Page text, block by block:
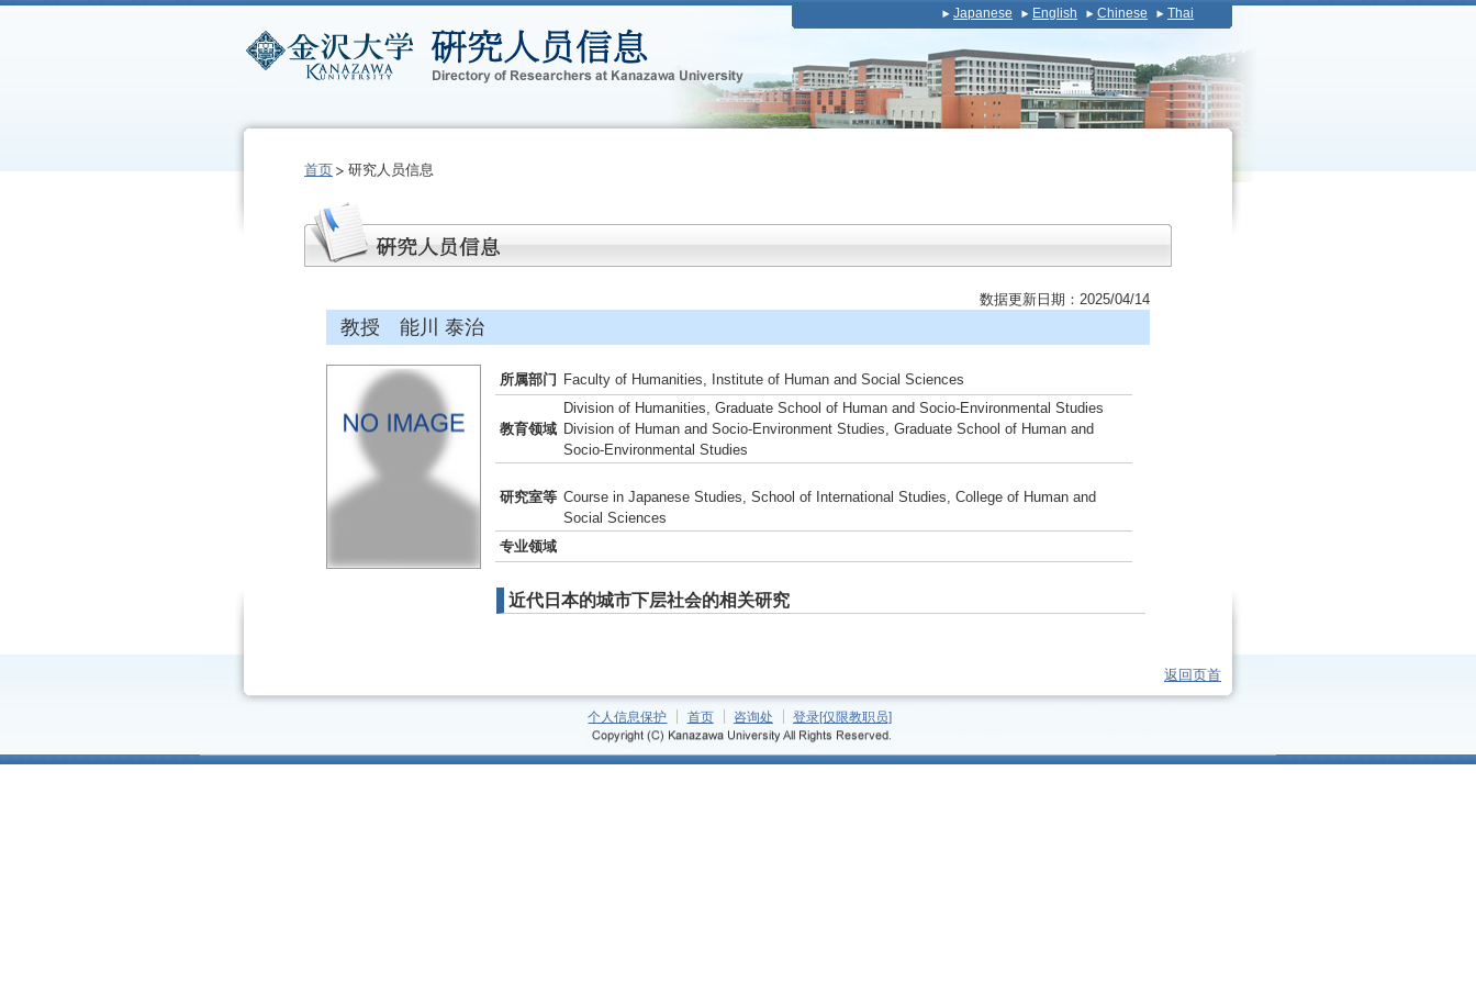
Japanese English Chinese Thai
首页 研究人员信息
数据更新日期：2025/04/14
教授 能川 泰治
所属部门 Faculty of Humanities, Institute of Human and Social Sciences
教育领域
Division of Humanities, Graduate School of Human and Socio-Environmental Studies
Division of Human and Socio-Environment Studies, Graduate School of Human and
Socio-Environmental Studies
研究室等 Course in Japanese Studies, School of International Studies, College of Human and
Social Sciences
专业领域
近代日本的城市下层社会的相关研究
返回页首
个人信息保护 首页 咨询处 登录[仅限教职员]